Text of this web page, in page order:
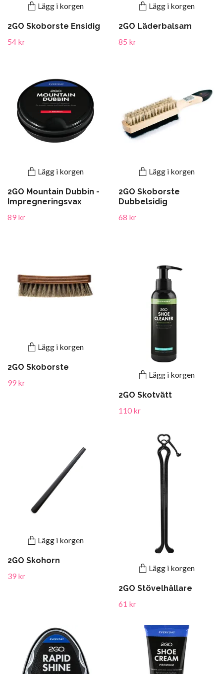
Lägg i korgen
2GO Skoborste Ensidig
54 kr
Lägg i korgen
2GO Läderbalsam
85 kr
Lägg i korgen
2GO Mountain Dubbin -
Impregneringsvax
89 kr
Lägg i korgen
2GO Skoborste
Dubbelsidig
68 kr
Lägg i korgen
2GO Skoborste
99 kr
Lägg i korgen
2GO Skotvätt
110 kr
Lägg i korgen
2GO Skohorn
39 kr
Lägg i korgen
2GO Stövelhållare
61 kr